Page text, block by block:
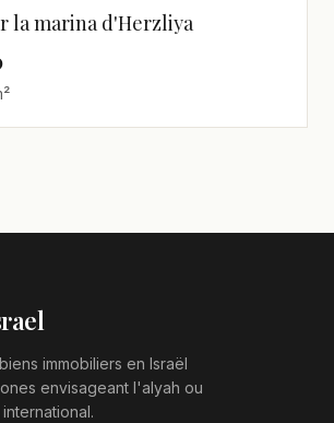
la marina d'Herzliya
immobiliers en Israël
envisageant l'alyah ou